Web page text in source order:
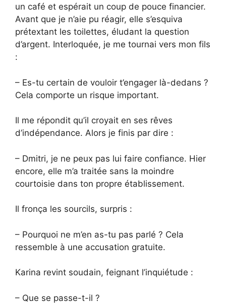
un café et espérait un coup de pouce financier.
Avant que je n’aie pu réagir, elle s’esquiva
prétextant les toilettes, éludant la question
d’argent. Interloquée, je me tournai vers mon fils
:
– Es-tu certain de vouloir t’engager là-dedans ?
Cela comporte un risque important.
Il me répondit qu’il croyait en ses rêves
d’indépendance. Alors je finis par dire :
– Dmitri, je ne peux pas lui faire confiance. Hier
encore, elle m’a traitée sans la moindre
courtoisie dans ton propre établissement.
Il fronça les sourcils, surpris :
– Pourquoi ne m’en as-tu pas parlé ? Cela
ressemble à une accusation gratuite.
Karina revint soudain, feignant l’inquiétude :
– Que se passe-t-il ?